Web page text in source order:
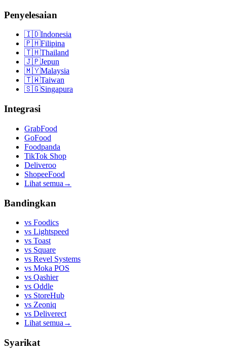
Penyelesaian
🇮🇩Indonesia
🇵🇭Filipina
🇹🇭Thailand
🇯🇵Jepun
🇲🇾Malaysia
🇹🇼Taiwan
🇸🇬Singapura
Integrasi
GrabFood
GoFood
Foodpanda
TikTok Shop
Deliveroo
ShopeeFood
Lihat semua →
Bandingkan
vs Foodics
vs Lightspeed
vs Toast
vs Square
vs Revel Systems
vs Moka POS
vs Qashier
vs Oddle
vs StoreHub
vs Zeoniq
vs Deliverect
Lihat semua →
Syarikat